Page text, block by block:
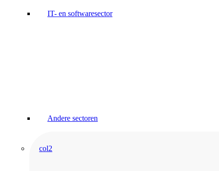
IT- en softwaresector
Andere sectoren
col2